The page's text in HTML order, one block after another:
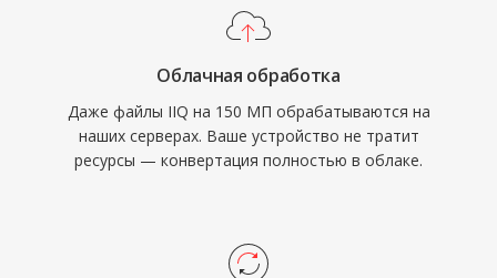
Облачная обработка
Даже файлы IIQ на 150 МП обрабатываются на
наших серверах. Ваше устройство не тратит
ресурсы — конвертация полностью в облаке.